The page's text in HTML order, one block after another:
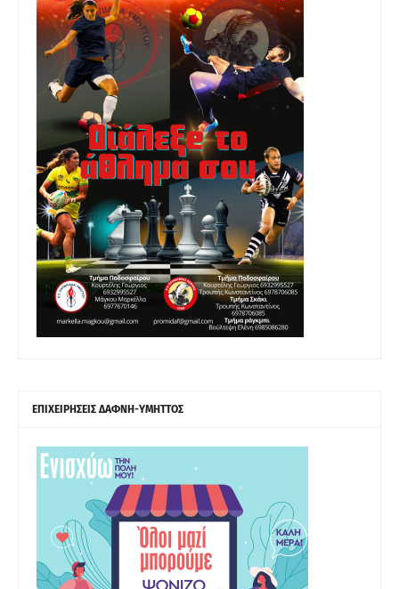
ΕΠΙΧΕΙΡΗΣΕΙΣ ΔΑΦΝΗ-ΥΜΗΤΤΟΣ